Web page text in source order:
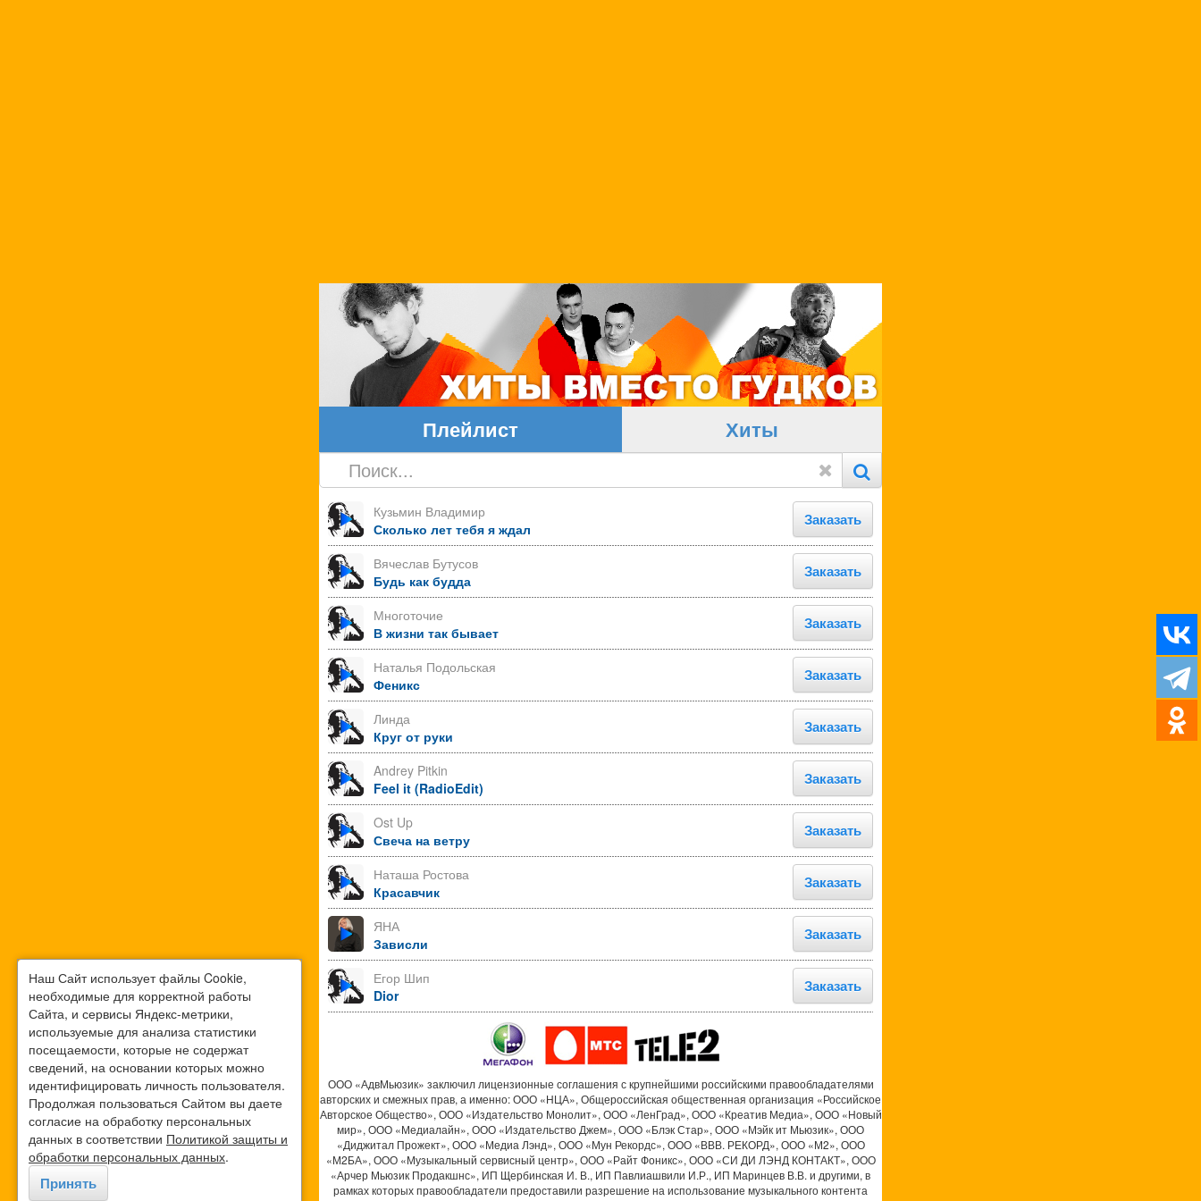
Плейлист Хиты
Кузьмин Владимир
Сколько лет тебя я ждал
Заказать
Вячеслав Бутусов
Будь как будда
Заказать
Многоточие
В жизни так бывает
Заказать
Наталья Подольская
Феникс
Заказать
Линда
Круг от руки
Заказать
Andrey Pitkin
Feel it (RadioEdit)
Заказать
Ost Up
Свеча на ветру
Заказать
Наташа Ростова
Красавчик
Заказать
ЯНА
Зависли
Заказать
Егор Шип
Dior
Заказать
ООО «АдвМьюзик» заключил лицензионные соглашения с крупнейшими российскими правообладателями
авторских и смежных прав, а именно: ООО «НЦА», Общероссийская общественная организация «Российское
Авторское Общество», ООО «Издательство Монолит», ООО «ЛенГрад», ООО «Креатив Медиа», ООО «Новый
мир», ООО «Медиалайн», ООО «Издательство Джем», ООО «Блэк Стар», ООО «Мэйк ит Мьюзик», ООО
«Диджитал Прожект», ООО «Медиа Лэнд», ООО «Мун Рекордс», ООО «ВВВ. РЕКОРД», ООО «М2», ООО
«М2БА», ООО «Музыкальный сервисный центр», ООО «Райт Фоникс», ООО «СИ ДИ ЛЭНД КОНТАКТ», ООО
«Арчер Мьюзик Продакшнс», ИП Щербинская И. В., ИП Павлиашвили И.Р., ИП Маринцев В.В. и другими, в
рамках которых правообладатели предоставили разрешение на использование музыкального контента
Наш Сайт использует файлы Cookie,
необходимые для корректной работы
Сайта, и сервисы Яндекс-метрики,
используемые для анализа статистики
посещаемости, которые не содержат
сведений, на основании которых можно
идентифицировать личность пользователя.
Продолжая пользоваться Сайтом вы даете
согласие на обработку персональных
данных в соответствии Политикой защиты и
обработки персональных данных.
Принять